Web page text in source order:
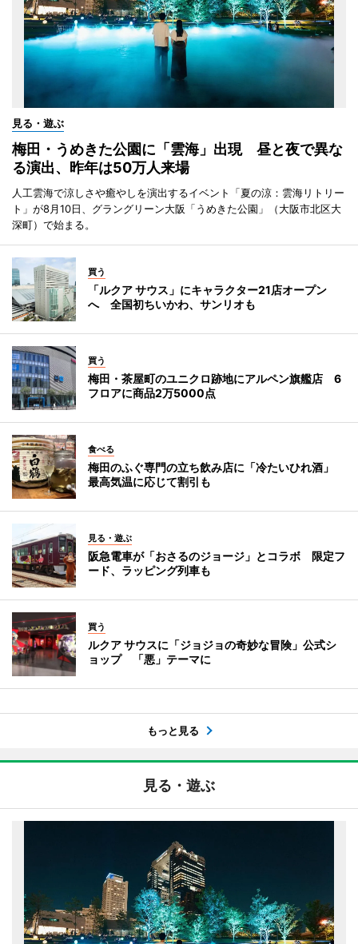
見る・遊ぶ
梅田・うめきた公園に「雲海」出現 昼と夜で異な
る演出、昨年は50万人来場
人工雲海で涼しさや癒やしを演出するイベント「夏の涼：雲海リトリー
ト」が8月10日、グラングリーン大阪「うめきた公園」（大阪市北区大
深町）で始まる。
買う
「ルクア サウス」にキャラクター21店オープン
へ 全国初ちいかわ、サンリオも
買う
梅田・茶屋町のユニクロ跡地にアルペン旗艦店 6
フロアに商品2万5000点
食べる
梅田のふぐ専門の立ち飲み店に「冷たいひれ酒」
最高気温に応じて割引も
見る・遊ぶ
阪急電車が「おさるのジョージ」とコラボ 限定フ
ード、ラッピング列車も
買う
ルクア サウスに「ジョジョの奇妙な冒険」公式シ
ョップ 「悪」テーマに
もっと見る
見る・遊ぶ